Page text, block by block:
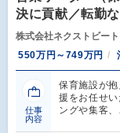
決に貢献／転勤
株式会社ネクストビート
550万円～749万円
仕事
内容
保育施設が
援をお任せ
ングや集客